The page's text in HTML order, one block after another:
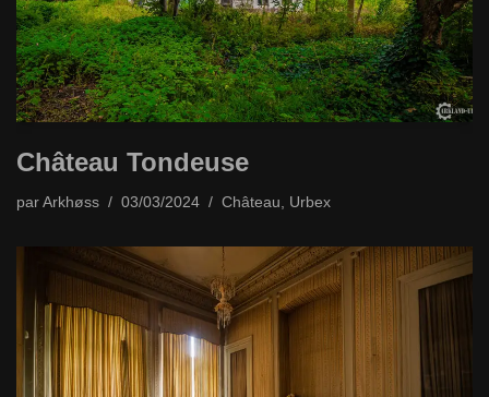
Château Tondeuse
par Arkhøss 03/03/2024 Château Urbex